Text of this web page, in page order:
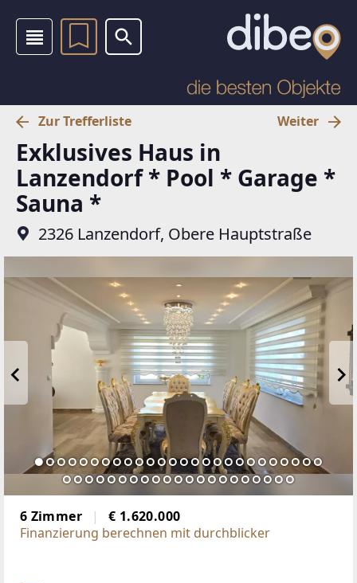
Zur Trefferliste Weiter
Exklusives Haus in
Lanzendorf * Pool * Garage *
Sauna *
2326 Lanzendorf, Obere Hauptstraße
6 Zimmer
€ 1.620.000
Finanzierung berechnen mit durchblicker